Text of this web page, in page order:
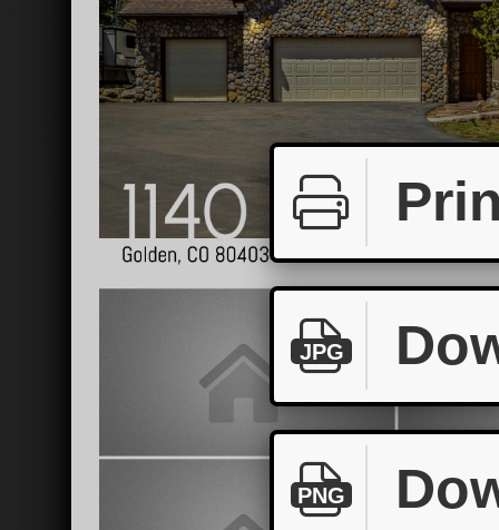
JPG
PNG